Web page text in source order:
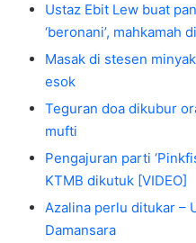
Ustaz Ebit Lew buat
‘beronani’, mahkamah
Masak di stesen
esok
Teguran doa dikubur
mufti
Pengajuran parti
KTMB dikutuk [VIDEO]
Azalina perlu ditukar –
Damansara